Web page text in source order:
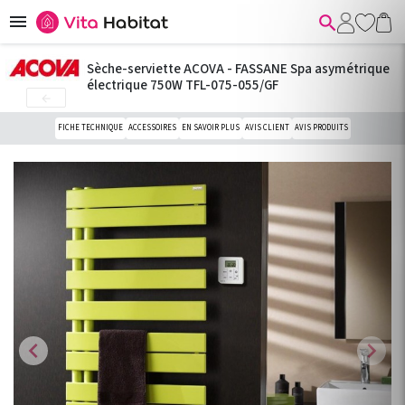
 
chevron_left chevron_right
Sèche-serviette ACOVA - FASSANE Spa asymétrique
électrique 750W TFL-075-055/GF
FICHE TECHNIQUE ACCESSOIRES EN SAVOIR PLUS AVIS CLIENT AVIS PRODUITS